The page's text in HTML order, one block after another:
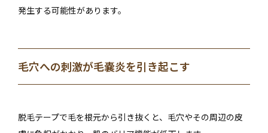
発生する可能性があります。
毛穴への刺激が毛嚢炎を引き起こす
脱毛テープで毛を根元から引き抜くと、毛穴やその周辺の皮